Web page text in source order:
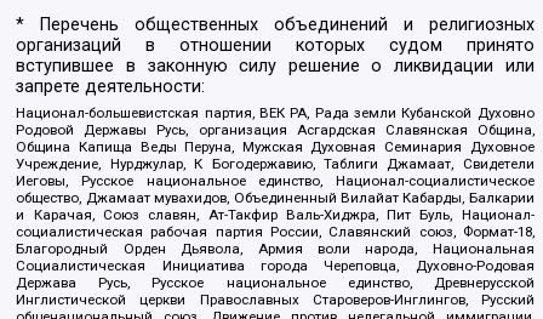
* Перечень общественных объединений и религиозных
организаций в отношении которых судом принято
вступившее в законную силу решение о ликвидации или
запрете деятельности:
Национал-большевистская партия, ВЕК РА, Рада земли Кубанской Духовно
Родовой Державы Русь, организация Асгардская Славянская Община,
Община Капища Веды Перуна, Мужская Духовная Семинария Духовное
Учреждение, Нурджулар, К Богодержавию, Таблиги Джамаат, Свидетели
Иеговы, Русское национальное единство, Национал-социалистическое
общество, Джамаат мувахидов, Объединенный Вилайат Кабарды, Балкарии
и Карачая, Союз славян, Ат-Такфир Валь-Хиджра, Пит Буль, Национал-
социалистическая рабочая партия России, Славянский союз, Формат-18,
Благородный Орден Дьявола, Армия воли народа, Национальная
Социалистическая Инициатива города Череповца, Духовно-Родовая
Держава Русь, Русское национальное единство, Древнерусской
Инглистической церкви Православных Староверов-Инглингов, Русский